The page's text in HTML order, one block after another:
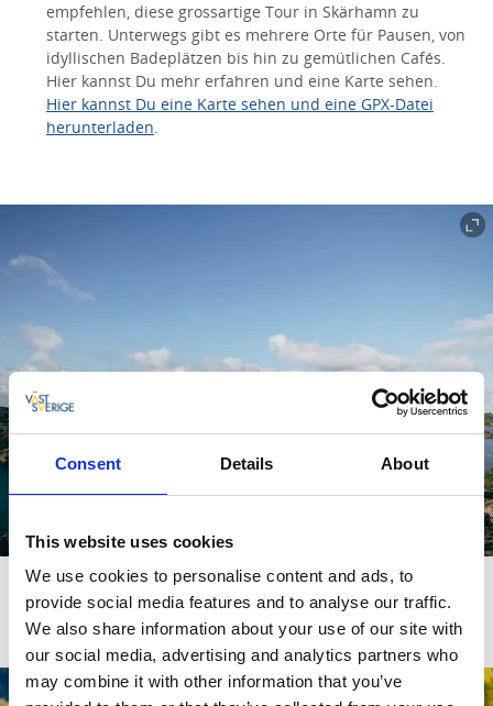
Consent Details About
This website uses cookies
We use cookies to personalise content and ads, to
provide social media features and to analyse our traffic.
We also share information about your use of our site with
our social media, advertising and analytics partners who
may combine it with other information that you’ve
empfehlen, diese grossartige Tour in Skärhamn zu
starten. Unterwegs gibt es mehrere Orte für Pausen, von
idyllischen Badeplätzen bis hin zu gemütlichen Cafés.
Hier kannst Du mehr erfahren und eine Karte sehen.
Hier kannst Du eine Karte sehen und eine GPX-Datei
herunterladen.